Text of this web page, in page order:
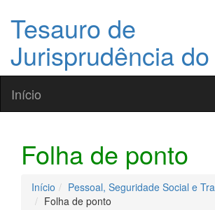
Tesauro de
Jurisprudência
Início
Folha de ponto
Início
Pessoal, Seguridade Social e
Folha de ponto